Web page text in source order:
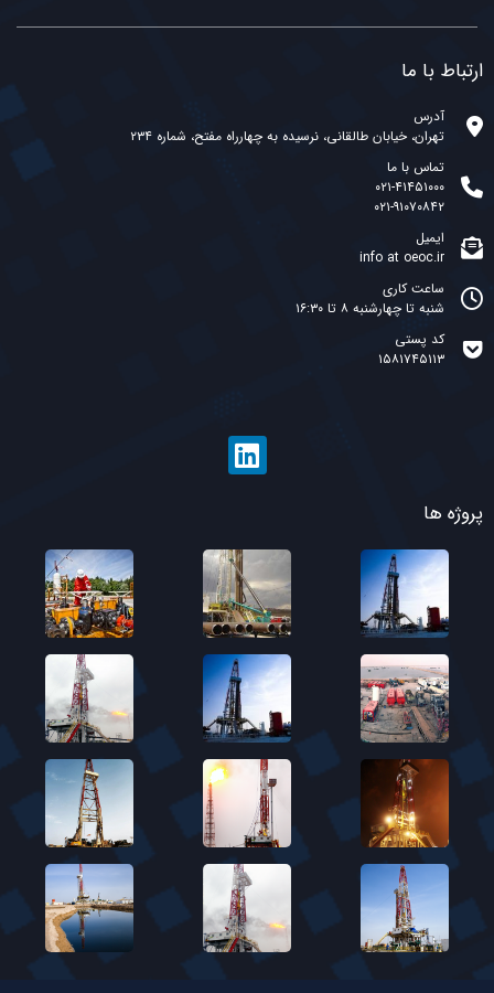
ارتباط با ما
آدرس
تهران، خیابان طالقانی، نرسیده به چهارراه مفتح، شماره ۲۳۴
تماس با ما
۰۲۱-۴۱۴۵۱۰۰۰
۰۲۱-۹۱۰۷۰۸۴۲
ایمیل
info at oeoc.ir
ساعت کاری
شنبه تا چهارشنبه ۸ تا ۱۶:۳۰
کد پستی
۱۵۸۱۷۴۵۱۱۳
پروژه ها